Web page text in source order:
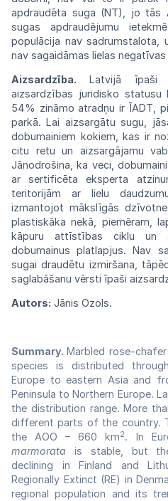
apdraudēta suga (NT), jo tās
sugas apdraudējumu
populācija nav sadrumstalota,
nav sagaidāmas lielas
Aizsardzība.Latvijā īpaši
aizsardzības juridisko
54% zināmo atradņu ir ĪADT,
parkā.Lai aizsargātu sugu,
dobumainiem kokiem, kas ir
citu retu un aizsargājamu
Jānodrošina, ka veci,
ar sertificēta eksperta
teritorijām ar lielu
izmantojot mākslīgās
plastiskāka nekā, piemēram,
kāpuru attīstības ciklu un
dobumainus platlapjus.Nav
sugaidraudētu izmiršana,
saglabāšanu vērsti īpaši
Autors: Jānis Ozols.
Summary. Marbled rose-
species is distributed
Europe to eastern Asia and
Peninsula to Northern Europe.
the distribution range. More
different parts of the country.
the AOO – 660 km2. In
marmorata is stable, but
declining in Finland and
Regionally Extinct (RE) in
regional population and its